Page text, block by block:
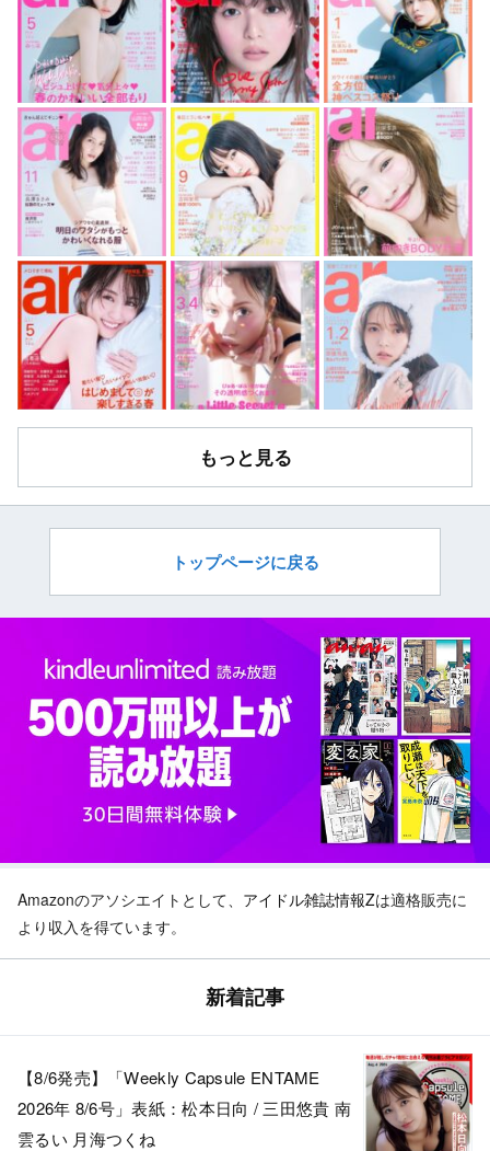
もっと見る
トップページに戻る
Amazonのアソシエイトとして、 アイドル雑誌情報Zは適格販売に
より収入を得ています。
新着記事
【8/6発売】「Weekly Capsule ENTAME
2026年 8/6号」表紙：松本日向 / 三田悠貴 南
雲るい 月海つくね